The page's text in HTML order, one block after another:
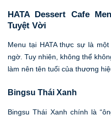
HATA Dessert Cafe
Tuyệt Vời
Menu tại HATA thực sự là
ngờ. Tuy nhiên, không thể
làm nên tên tuổi của thương
Bingsu Thái Xanh
Bingsu Thái Xanh chính là